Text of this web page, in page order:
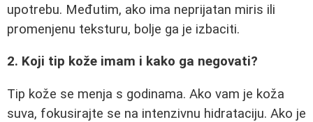
upotrebu. Međutim, ako ima neprijatan miris ili
promenjenu teksturu, bolje ga je izbaciti.
2. Koji tip kože imam i kako ga negovati?
Tip kože se menja s godinama. Ako vam je koža
suva, fokusirajte se na intenzivnu hidrataciju. Ako je